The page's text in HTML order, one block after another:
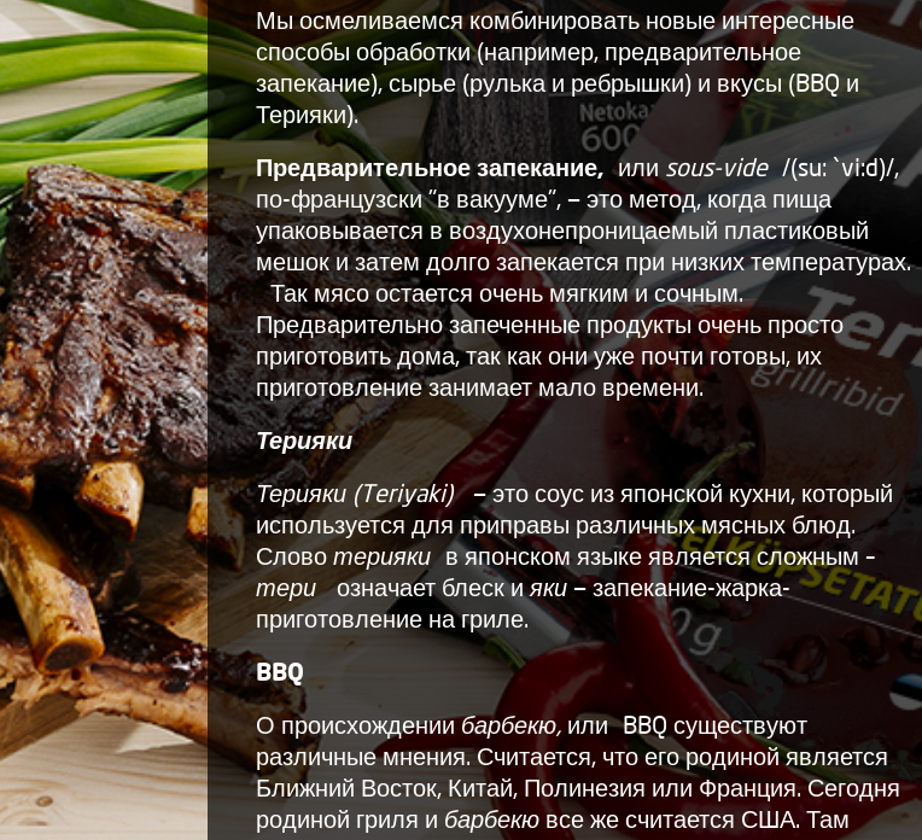
Мы осмеливаемся комбинировать новые интересные
способы обработки (например, предварительное
запекание), сырье (рулька и ребрышки) и вкусы (BBQ и
Терияки).
Предварительное запекание, или sous-vide/(su: `vi:d)/,
по-французски "в вакууме", — это метод, когда пища
упаковывается в воздухонепроницаемый пластиковый
мешок и затем долго запекается при низких температурах.
Так мясо остается очень мягким и сочным.
Предварительно запеченные продукты очень просто
приготовить дома, так как они уже почти готовы, их
приготовление занимает мало времени.
Терияки
Терияки (Teriyaki)— это соус из японской кухни, который
используется для приправы различных мясных блюд.
Слово терияки в японском языке является сложным –
териозначает блеск ияки — запекание-жарка-
приготовление на гриле.
BBQ
О происхождении барбекю, или BBQ существуют
различные мнения. Считается, что его родиной является
Ближний Восток, Китай, Полинезия или Франция. Сегодня
родиной гриля и барбекю все же считается США. Там